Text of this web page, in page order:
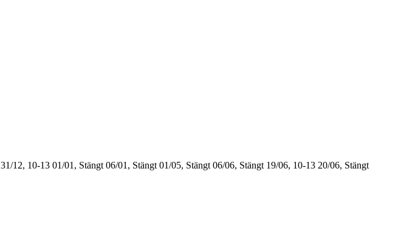
31/12, 10-13 01/01, Stängt 06/01, Stängt 01/05, Stängt 06/06, Stängt 19/06, 10-13 20/06, Stängt